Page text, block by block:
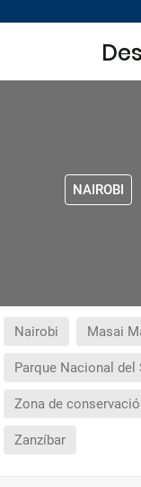
NAIROBI
Nairobi Masai
Parque Nacional del
Zona de
Zanzíbar